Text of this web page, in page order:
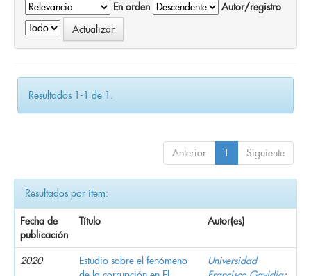
En orden
Autor/registro
Resultados 1-1 de 1.
Anterior 1 Siguiente
Resultados por ítem:
Fecha de
publicación
Título Autor(es)
2020
Estudio sobre el fenómeno
Universidad